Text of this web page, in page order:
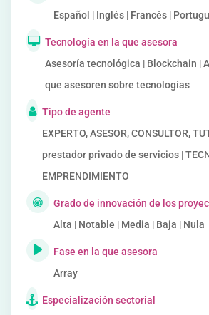
Español | Inglés | Francés |
Tecnología en la que asesora
Asesoría tecnológica | Blockchain |
que asesoren sobre tecnologías
Tipo de agente
EXPERTO, ASESOR, CONSULTOR,
prestador privado de servicios |
EMPRENDIMIENTO
Grado de innovación de los
Alta | Notable | Media | Baja | Nula
Fase en la que asesora
Array
Especialización sectorial